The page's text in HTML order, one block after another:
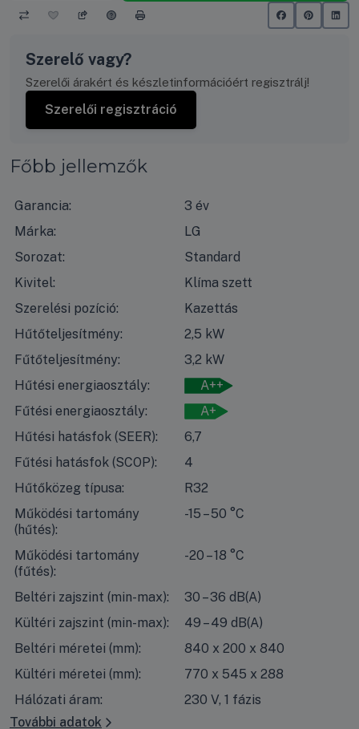
Szerelő vagy?
Szerelői árakért és készletinformációért regisztrálj!
Szerelői regisztráció
Főbb jellemzők
Garancia:
3 év
Márka:
LG
Sorozat:
Standard
Kivitel:
Klíma szett
Szerelési pozíció:
Kazettás
Hűtőteljesítmény:
2,5 kW
Fűtőteljesítmény:
3,2 kW
Hűtési energiaosztály:
A++
Fűtési energiaosztály:
A+
Hűtési hatásfok (SEER):
6,7
Fűtési hatásfok (SCOP):
4
Hűtőközeg típusa:
R32
Működési tartomány
(hűtés):
-15 – 50 °C
Működési tartomány
(fűtés):
-20 – 18 °C
Beltéri zajszint (min-max):
30 – 36 dB(A)
Kültéri zajszint (min-max):
49 – 49 dB(A)
Beltéri méretei (mm):
840 x 200 x 840
Kültéri méretei (mm):
770 x 545 x 288
Hálózati áram:
230 V, 1 fázis
További adatok